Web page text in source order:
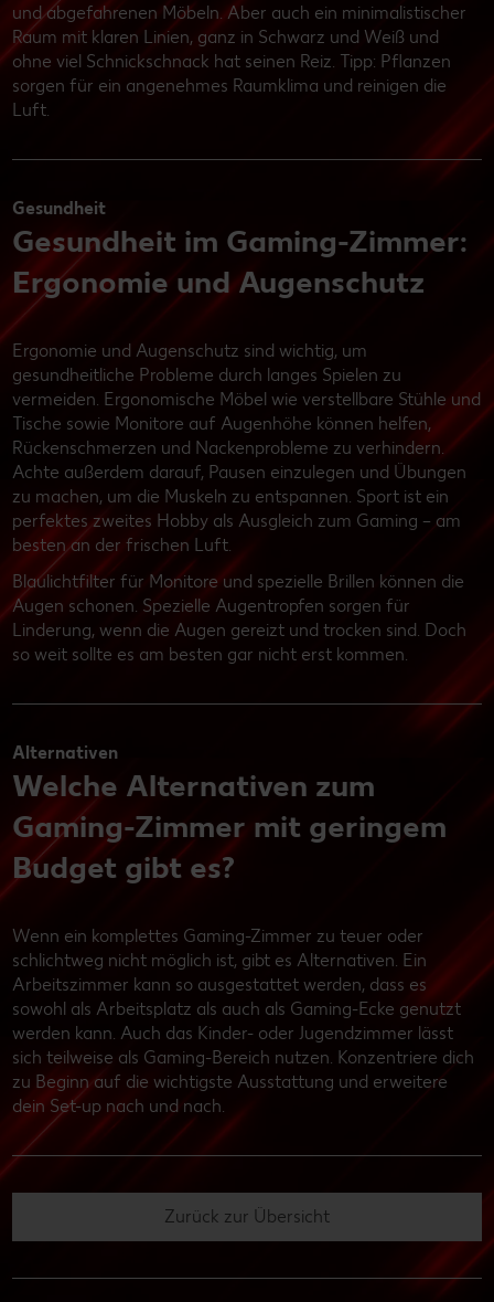
und abgefahrenen Möbeln. Aber auch ein minimalistischer
Raum mit klaren Linien, ganz in Schwarz und Weiß und
ohne viel Schnickschnack hat seinen Reiz. Tipp: Pflanzen
sorgen für ein angenehmes Raumklima und reinigen die
Luft.
Gesundheit
Gesundheit im Gaming-Zimmer:
Ergonomie und Augenschutz
Ergonomie und Augenschutz sind wichtig, um
gesundheitliche Probleme durch langes Spielen zu
vermeiden. Ergonomische Möbel wie verstellbare Stühle und
Tische sowie Monitore auf Augenhöhe können helfen,
Rückenschmerzen und Nackenprobleme zu verhindern.
Achte außerdem darauf, Pausen einzulegen und Übungen
zu machen, um die Muskeln zu entspannen. Sport ist ein
perfektes zweites Hobby als Ausgleich zum Gaming – am
besten an der frischen Luft.
Blaulichtfilter für Monitore und spezielle Brillen können die
Augen schonen. Spezielle Augentropfen sorgen für
Linderung, wenn die Augen gereizt und trocken sind. Doch
so weit sollte es am besten gar nicht erst kommen.
Alternativen
Welche Alternativen zum
Gaming-Zimmer mit geringem
Budget gibt es?
Wenn ein komplettes Gaming-Zimmer zu teuer oder
schlichtweg nicht möglich ist, gibt es Alternativen. Ein
Arbeitszimmer kann so ausgestattet werden, dass es
sowohl als Arbeitsplatz als auch als Gaming-Ecke genutzt
werden kann. Auch das Kinder- oder Jugendzimmer lässt
sich teilweise als Gaming-Bereich nutzen. Konzentriere dich
zu Beginn auf die wichtigste Ausstattung und erweitere
dein Set-up nach und nach.
Zurück zur Übersicht